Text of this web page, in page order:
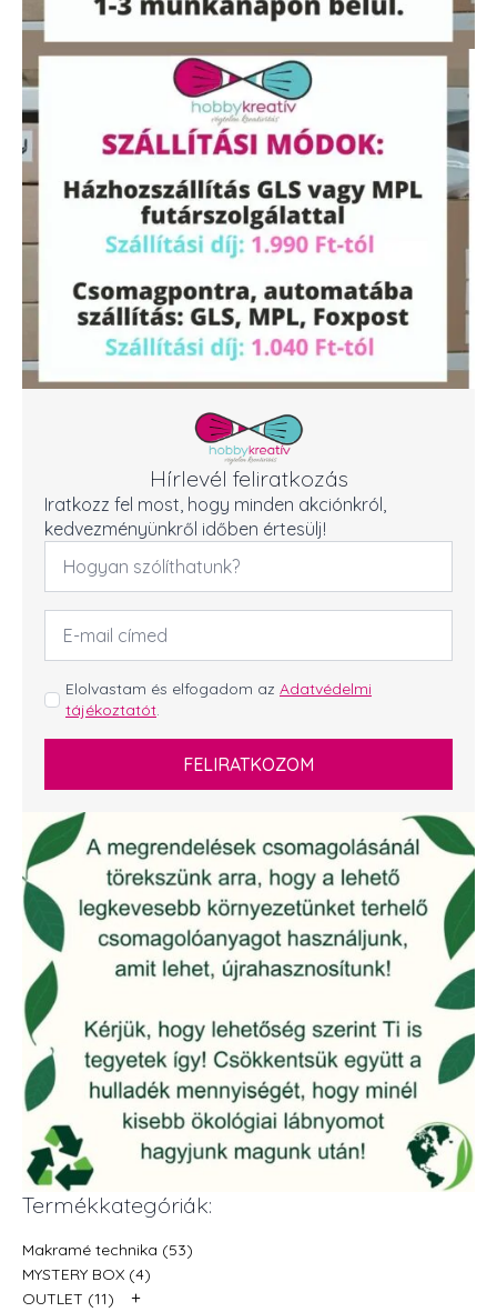
Hírlevél feliratkozás
Iratkozz fel most, hogy minden akciónkról,
kedvezményünkről időben értesülj!
Név
Email
cím
GDPR
*
Elolvastam és elfogadom az Adatvédelmi
tájékoztatót.
FELIRATKOZOM
Termékkategóriák:
Makramé technika (53)
MYSTERY BOX (4)
OUTLET (11)
+